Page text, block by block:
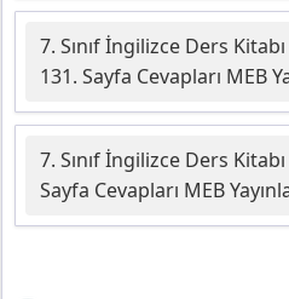
7. Sınıf İngilizce Ders
131. Sayfa Cevapları MEB
7. Sınıf İngilizce Ders
Sayfa Cevapları MEB